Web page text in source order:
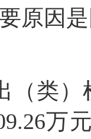
原因
（类
万